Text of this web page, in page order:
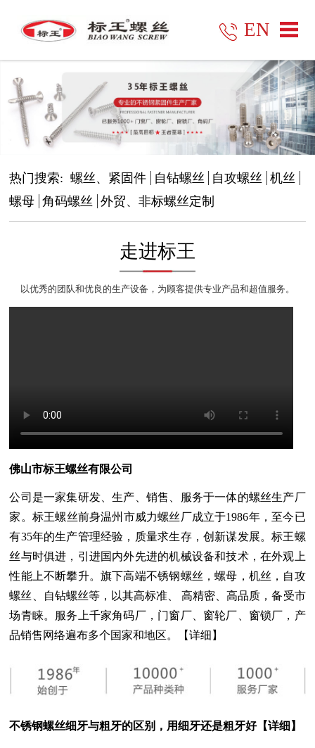
EN
热门搜索: 螺丝、紧固件 自钻螺丝 自攻螺丝
机丝
螺母 角码螺丝 外贸、非标螺丝定制
走进标王
以优秀的团队和优良的生产设备，为顾客提供专业产品和超值服务。
佛山市标王螺丝有限公司
公司是一家集研发、生产、销售、服务于一体的螺丝生产厂
家。标王螺丝前身温州市威力螺丝厂成立于1986年，至今已
有35年的生产管理经验，质量求生存，创新谋发展。标王螺
丝与时俱进，引进国内外先进的机械设备和技术，在外观上
性能上不断攀升。旗下高端不锈钢螺丝，螺母，机丝，自攻
螺丝、自钻螺丝等，以其高标准、 高精密、高品质，备受市
场青睐。服务上千家角码厂，门窗厂、窗轮厂、窗锁厂，产
品销售网络遍布多个国家和地区。【详细】
不锈钢螺丝细牙与粗牙的区别，用细牙还是粗牙好【详细】